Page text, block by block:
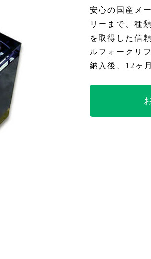
安心の国産メ
リーまで、種
を取得した信
ルフォークリ
納入後、12ヶ